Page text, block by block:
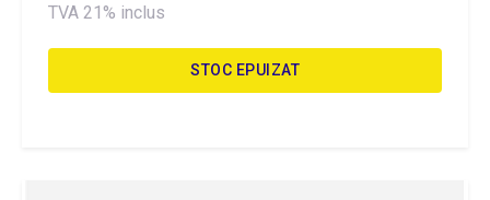
TVA 21% inclus
STOC EPUIZAT